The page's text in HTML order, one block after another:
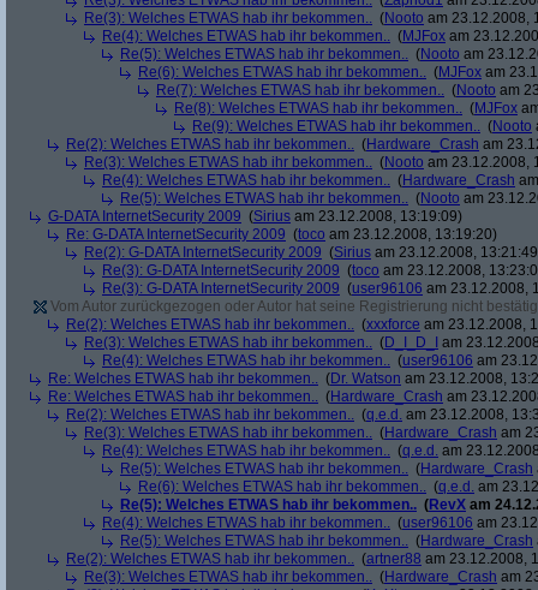
Re(3): Welches ETWAS hab ihr bekommen.. (Nooto am 23.12.2008,
Re(4): Welches ETWAS hab ihr bekommen.. (MJFox am
Re(5): Welches ETWAS hab ihr bekommen.. (Nooto am
Re(6): Welches ETWAS hab ihr bekommen.. (MJFox am
Re(7): Welches ETWAS hab ihr bekommen.. (Nooto am
Re(8): Welches ETWAS hab ihr bekommen.. (MJFox
Re(9): Welches ETWAS hab ihr bekommen.. (Nooto
Re(2): Welches ETWAS hab ihr bekommen.. (Hardware_Crash am
Re(3): Welches ETWAS hab ihr bekommen.. (Nooto am 23.12.2008,
Re(4): Welches ETWAS hab ihr bekommen.. (Hardware_Crash
Re(5): Welches ETWAS hab ihr bekommen.. (Nooto am
G-DATA InternetSecurity 2009 (Sirius am 23.12.2008, 13:19:09)
Re: G-DATA InternetSecurity 2009 (toco am 23.12.2008, 13:19:20)
Re(2): G-DATA InternetSecurity 2009 (Sirius am 23.12.2008,
Re(3): G-DATA InternetSecurity 2009 (toco am 23.12.2008,
Re(3): G-DATA InternetSecurity 2009 (user96106 am 23.12.2008,
Vom Autor zurückgezogen oder Autor hat seine Registrierung nicht
Re(2): Welches ETWAS hab ihr bekommen.. (xxxforce am 23.12.2008,
Re(3): Welches ETWAS hab ihr bekommen.. (D_I_D_I
am
Re(4): Welches ETWAS hab ihr bekommen.. (user96106 am
Re: Welches ETWAS hab ihr bekommen.. (Dr. Watson am 23.12.2008,
Re: Welches ETWAS hab ihr bekommen.. (Hardware_Crash am
Re(2): Welches ETWAS hab ihr bekommen.. (q.e.d. am 23.12.2008,
Re(3): Welches ETWAS hab ihr bekommen.. (Hardware_Crash am
Re(4): Welches ETWAS hab ihr bekommen.. (q.e.d. am
Re(5): Welches ETWAS hab ihr bekommen.. (Hardware_Crash
Re(6): Welches ETWAS hab ihr bekommen.. (q.e.d. am
Re(5): Welches ETWAS hab ihr bekommen.. (RevX am
Re(4): Welches ETWAS hab ihr bekommen.. (user96106 am
Re(5): Welches ETWAS hab ihr bekommen.. (Hardware_Crash
Re(2): Welches ETWAS hab ihr bekommen.. (artner88 am 23.12.2008,
Re(3): Welches ETWAS hab ihr bekommen.. (Hardware_Crash am